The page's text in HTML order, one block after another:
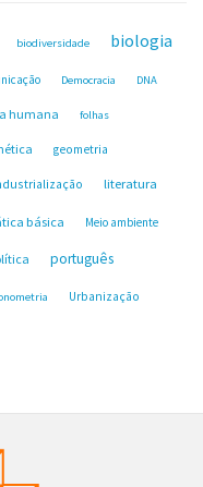
biodiversidade biologia
Democracia DNA
humana folhas
geometria
literatura
básica Meio ambiente
português
Urbanização